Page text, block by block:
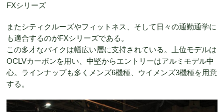
FXシリーズ
またシティクルーズやフィットネス、そして日々の通勤通学に
も適合するのがFXシリーズである。
この多才なバイクは幅広い層に支持されている。上位モデルは
OCLVカーボンを用い、中堅からエントリーはアルミモデル中
心。ラインナップも多くメンズ6機種、ウイメンズ3機種を用意
する。